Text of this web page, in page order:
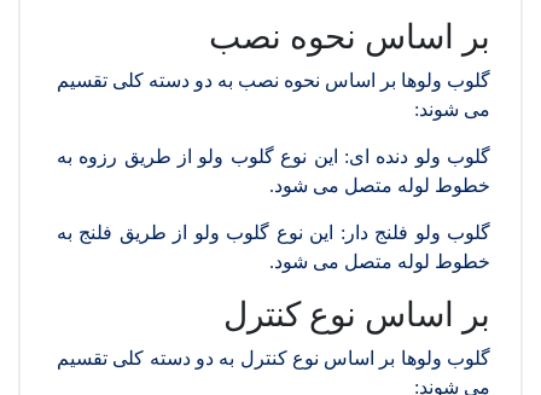
بر اساس نحوه نصب
گلوب ولوها بر اساس نحوه نصب به دو دسته کلی تقسیم
می شوند:
گلوب ولو دنده ای: این نوع گلوب ولو از طریق رزوه به
خطوط لوله متصل می شود.
گلوب ولو فلنج دار: این نوع گلوب ولو از طریق فلنج به
خطوط لوله متصل می شود.
بر اساس نوع کنترل
گلوب ولوها بر اساس نوع کنترل به دو دسته کلی تقسیم
می شوند: